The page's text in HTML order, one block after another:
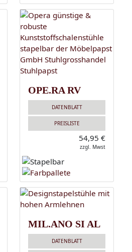
OPE.RA RV
DATENBLATT
PREISLISTE
54,95 €
zzgl. Mwst
MIL.ANO SI AL
DATENBLATT